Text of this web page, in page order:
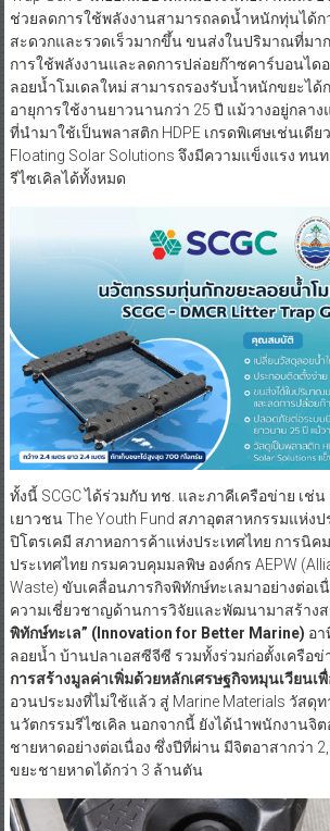
ช่วยลดการใช้พลังงานสามารถลดน้ำหนักทุ่นได้ก
สะดวกและรวดเร็วมากขึ้น ขนส่งในปริมาณที่มา
การใช้พลังงานและลดการปล่อยก๊าซคาร์บอนได
ลอยน้ำโมเดลใหม่ สามารถรองรับน้ำหนักขยะได้
อายุการใช้งานยาวนานกว่า 25 ปี แม้วางอยู่กลาง
ที่นำมาใช้เป็นพลาสติก HDPE เกรดพิเศษเช่นเดีย
Floating Solar Solutions จึงมีความแข็งแรง ทน
รีไซเคิลได้ทั้งหมด
ทั้งนี้ SCGC ได้ร่วมกับ ทช. และภาคีเครือข่าย เช่
เยาวชน The Youth Fund สภาอุตสาหกรรมแห่งป
ปิโตรเคมี สภาหอการค้าแห่งประเทศไทย การนิค
ประเทศไทย กรมควบคุมมลพิษ องค์กร AEPW
Waste) ขับเคลื่อนภารกิจพิทักษ์ทะเลมาอย่างต่อเนื่
ความเชี่ยวชาญด้านการวิจัยและพัฒนามาสร้าง
พิทักษ์ทะเล” (Innovation for Better Marine) อ
ลอยน้ำ บ้านปลาเอสซีจีซี รวมทั้งร่วมก่อตั้งเครือข่
การสร้างมูลค่าเพิ่มด้วยหลักเศรษฐกิจหมุนเวียนเ
อวนประมงที่ไม่ใช้แล้ว สู่ Marine Materials วัสดุท
นวัตกรรมรีไซเคิล นอกจากนี้ ยังได้นำพนักงานจิต
ชายหาดอย่างต่อเนื่อง ซึ่งปีที่ผ่าน มีจิตอาสากว่า
ขยะชายหาดได้กว่า 3 ล้านตัน